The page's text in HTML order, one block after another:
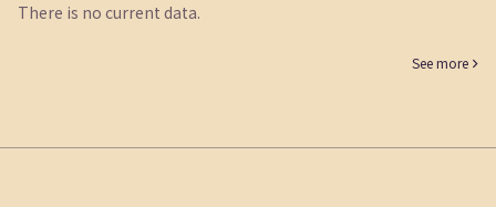
There is no current data.
See more